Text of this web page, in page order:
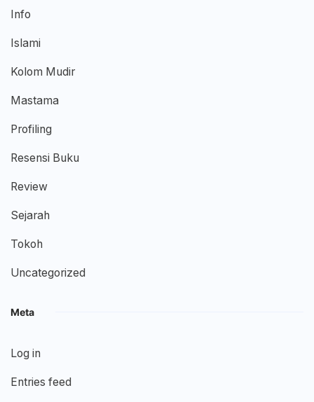
Info
Islami
Kolom Mudir
Mastama
Profiling
Resensi Buku
Review
Sejarah
Tokoh
Uncategorized
Meta
Log in
Entries feed